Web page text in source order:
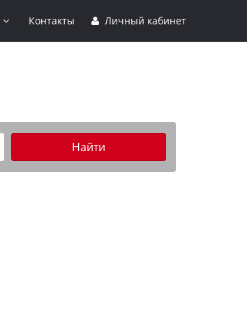
Контакты Личный кабинет
Найти